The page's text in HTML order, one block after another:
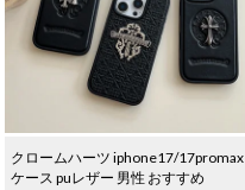
クロームハーツ iphone17/17promax
ケース puレザー 男性 おすすめ